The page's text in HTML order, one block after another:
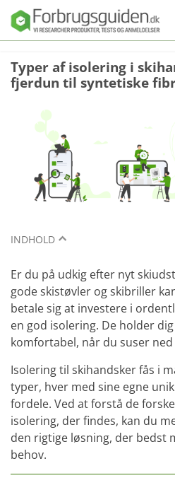
Typer af isolering i
fjerdun til syntetiske
INDHOLD
Er du på udkig efter nyt
gode skistøvler og skibriller
betale sig at investere i
en god isolering. De holder
komfortabel, når du suser
Isolering til skihandsker fås i
typer, hver med sine egne
fordele. Ved at forstå de
isolering, der findes, kan du
den rigtige løsning, der bedst
behov.